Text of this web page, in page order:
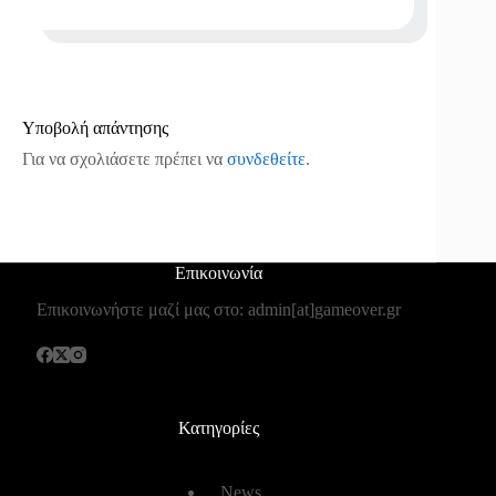
Υποβολή απάντησης
Για να σχολιάσετε πρέπει να συνδεθείτε.
Επικοινωνία
Επικοινωνήστε μαζί μας στο: admin[at]gameover.gr
Κατηγορίες
News